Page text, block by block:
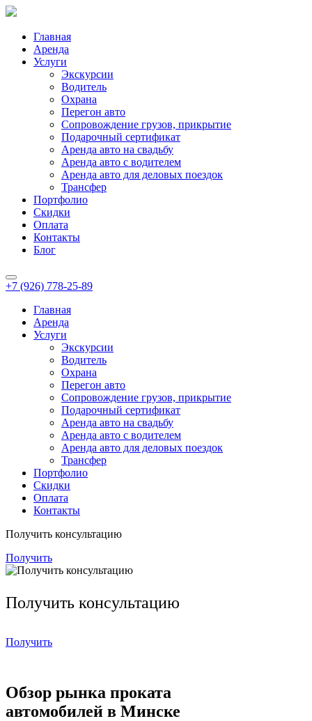
Главная
Аренда
Услуги
Экскурсии
Водитель
Охрана
Перегон авто
Сопровождение грузов, прикрытие
Подарочный сертификат
Аренда авто на свадьбу
Аренда авто с водителем
Аренда авто для деловых поездок
Трансфер
Портфолио
Скидки
Оплата
Контакты
Блог
+7 (926) 778-25-89
Главная
Аренда
Услуги
Экскурсии
Водитель
Охрана
Перегон авто
Сопровождение грузов, прикрытие
Подарочный сертификат
Аренда авто на свадьбу
Аренда авто с водителем
Аренда авто для деловых поездок
Трансфер
Портфолио
Скидки
Оплата
Контакты
Получить консультацию
Получить
Получить консультацию
Получить
Обзор рынка проката
автомобилей в Минске